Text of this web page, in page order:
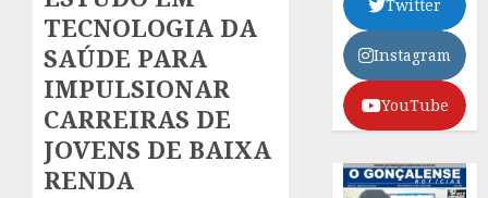
TECNOLOGIA DA
SAÚDE PARA
IMPULSIONAR
CARREIRAS DE
JOVENS DE BAIXA
RENDA
Twitter
Instagram
YouTube